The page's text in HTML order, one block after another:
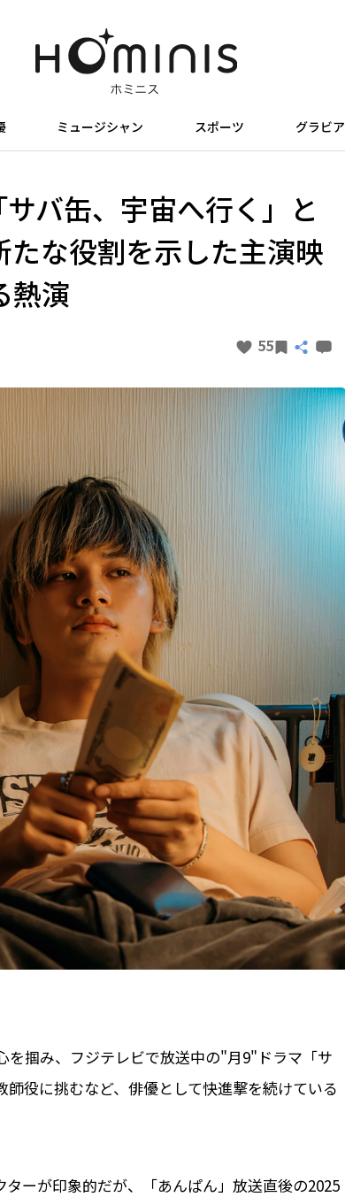
ミュージシャン スポーツ グラビア
バ缶、宇宙へ行く」と
な役割を示した主演映
熱演
55
を掴み、フジテレビで放送中の"月9"ドラマ「サ
役に挑むなど、俳優として快進撃を続けている
ーが印象的だが、「あんぱん」放送直後の2025